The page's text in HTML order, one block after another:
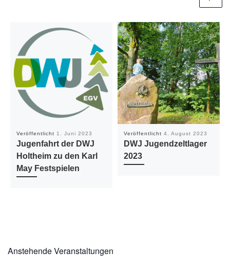
Veröffentlicht 1. Juni 2023
Jugenfahrt der DWJ
Holtheim zu den Karl
May Festspielen
Veröffentlicht 4. August 2023
DWJ Jugendzeltlager
2023
Anstehende Veranstaltungen